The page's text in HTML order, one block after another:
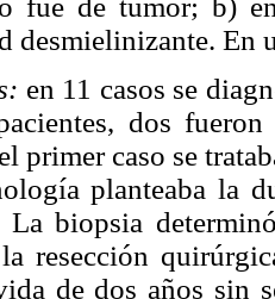
fue de tumor; b)
desmielinizante. En
en 11 casos se
dos
primer caso se
planteaba la
La biopsia
resección
de dos años sin